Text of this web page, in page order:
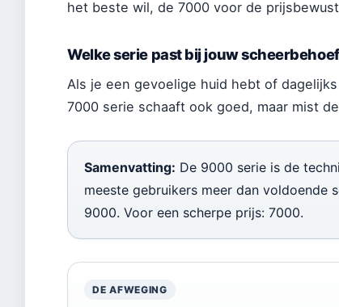
het beste wil, de 7000 voor de
Welke serie past bij jouw
Als je een gevoelige huid hebt of
7000 serie schaaft ook goed, maar mist
Samenvatting: De 9000 serie is de
meeste gebruikers meer dan voldoende
9000. Voor een scherpe prijs: 7000.
DE AFWEGING